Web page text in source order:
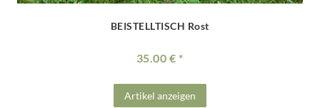
BEISTELLTISCH Rost
35.00 €
Artikel anzeigen